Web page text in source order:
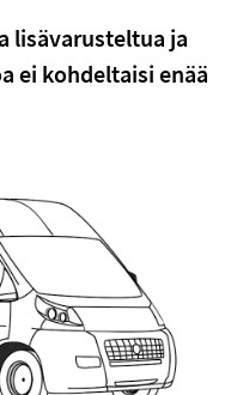
lisävarusteltua ja
ei kohdeltaisi enää